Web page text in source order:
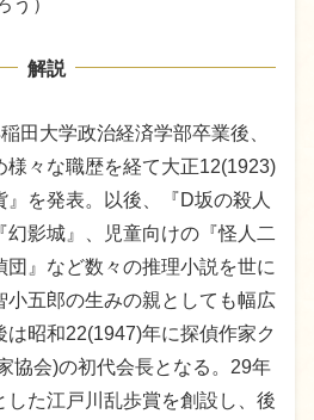
う）
解説
田大学政治経済学部卒業後、
様々な職歴を経て大正12(1923)
を発表。以後、『D坂の殺人
影城』、児童向けの『怪人二
』など数々の推理小説を世に
小五郎の生みの親としても幅広
昭和22(1947)年に探偵作家ク
協会)の初代会長となる。29年
した江戸川乱歩賞を創設し、後